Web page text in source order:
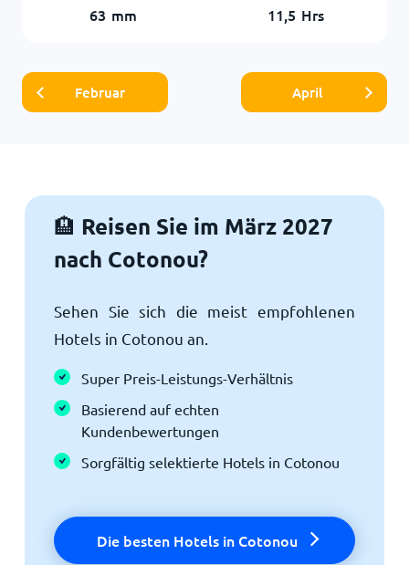
63 mm 11,5 Hrs
Februar April
🏨 Reisen Sie im März 2027
nach Cotonou?
Sehen Sie sich die meist empfohlenen
Hotels in Cotonou an.
Super Preis-Leistungs-Verhältnis
Basierend auf echten
Kundenbewertungen
Sorgfältig selektierte Hotels in Cotonou
Die besten Hotels in Cotonou